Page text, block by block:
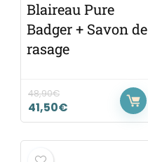
Blaireau Pure
Badger + Savon de
rasage
48,90€
41,50€